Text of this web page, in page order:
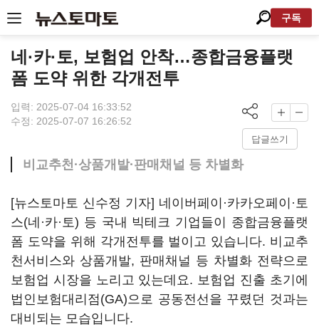
구독
네·카·토, 보험업 안착…종합금융플랫
폼 도약 위한 각개전투
입력: 2025-07-04 16:33:52
수정: 2025-07-07 16:26:52
답글쓰기
비교추천·상품개발·판매채널 등 차별화
[뉴스토마토 신수정 기자] 네이버페이·카카오페이·토
스(네·카·토) 등 국내 빅테크 기업들이 종합금융플랫
폼 도약을 위해 각개전투를 벌이고 있습니다. 비교추
천서비스와 상품개발, 판매채널 등 차별화 전략으로
보험업 시장을 노리고 있는데요. 보험업 진출 초기에
법인보험대리점(GA)으로 공동전선을 꾸렸던 것과는
대비되는 모습입니다.